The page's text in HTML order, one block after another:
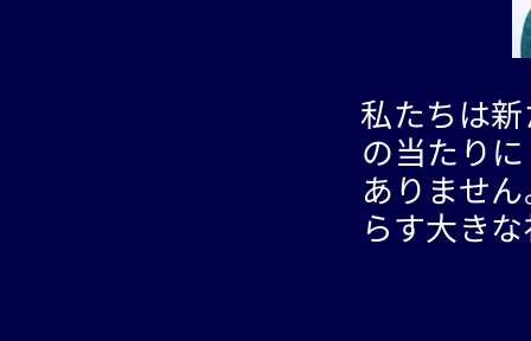
私たちは
の当たり
ありませ
らす大き